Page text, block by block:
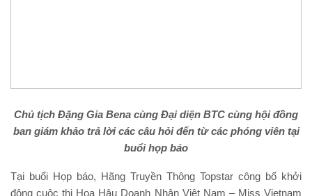
Chủ tịch Đặng Gia Bena cùng Đại diện BTC cùng hội đồng
ban giám khảo trả lời các câu hỏi đến từ các phóng viên tại
buổi họp báo
Tại buổi Họp báo, Hãng Truyền Thông Topstar công bố khởi
động cuộc thi Hoa Hậu Doanh Nhân Việt Nam – Miss Vietnam